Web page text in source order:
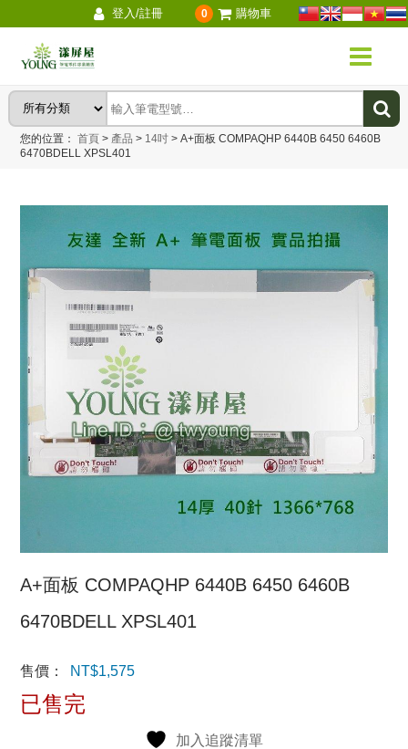
登入/註冊 0 購物車
您的位置：首頁 > 產品 > 14吋 > A+面板 COMPAQHP 6440B 6450 6460B
6470BDELL XPSL401
A+面板 COMPAQHP 6440B 6450 6460B
6470BDELL XPSL401
售價： NT$1,575
已售完
加入追蹤清單